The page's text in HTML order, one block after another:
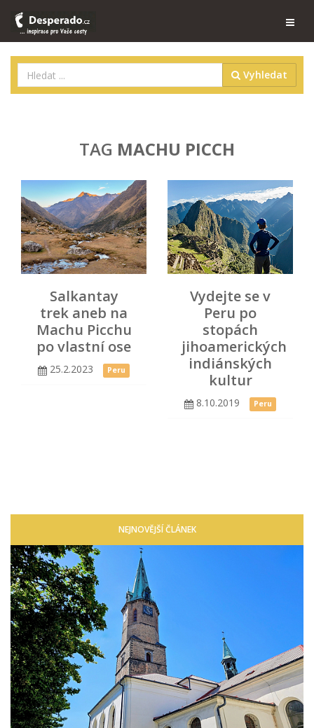
Vyhledat
TAG MACHU PICCH
Salkantay
trek aneb na
Machu Picchu
po vlastní ose
25.2.2023 Peru
Vydejte se v
Peru po
stopách
jihoamerických
indiánských
kultur
8.10.2019 Peru
NEJNOVĚJŠÍ ČLÁNEK